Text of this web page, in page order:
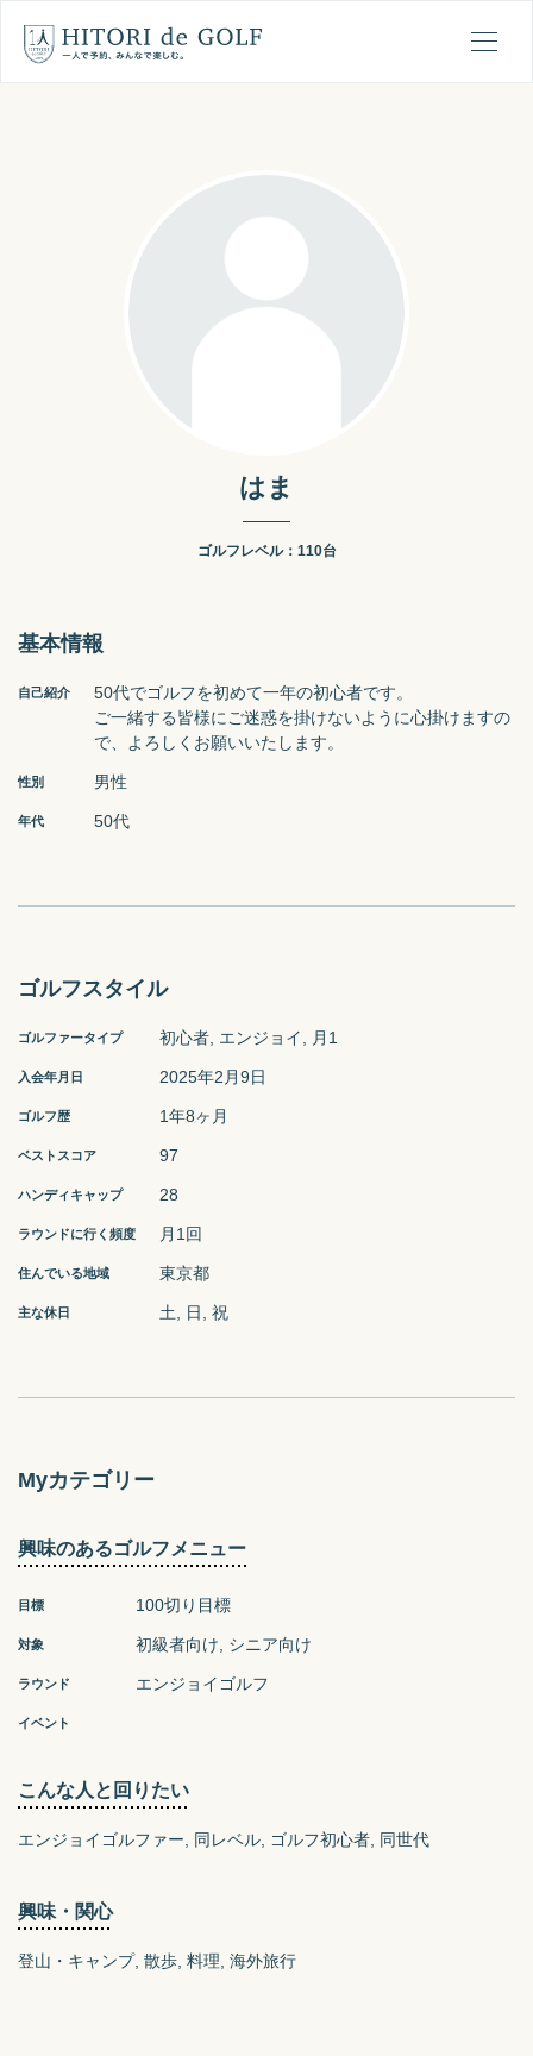
はま
ゴルフレベル： 110台
基本情報
自己紹介
50代でゴルフを初めて一年の初心者です。
ご一緒する皆様にご迷惑を掛けないように心掛けますの
で、よろしくお願いいたします。
性別 男性
年代 50代
ゴルフスタイル
ゴルファータイプ 初心者, エンジョイ, 月1
入会年月日 2025年2月9日
ゴルフ歴 1年8ヶ月
ベストスコア 97
ハンディキャップ 28
ラウンドに行く頻度 月1回
住んでいる地域 東京都
主な休日 土 日 祝
Myカテゴリー
興味のあるゴルフメニュー
目標 100切り目標
対象 初級者向け シニア向け
ラウンド エンジョイゴルフ
イベント
こんな人と回りたい
エンジョイゴルファー 同レベル ゴルフ初心者 同世代
興味・関心
登山・キャンプ 散歩 料理 海外旅行